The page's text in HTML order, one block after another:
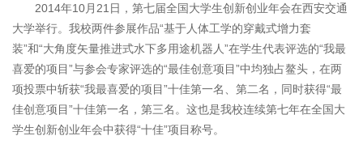
2014年10月21日，第七届全国大学生创新创业年会在西安交通
大学举行。我校两件参展作品“基于人体工学的穿戴式增力套
装”和“大角度矢量推进式水下多用途机器人”在学生代表评选的“我最
喜爱的项目”与参会专家评选的“最佳创意项目”中均独占鳌头，在两
项投票中斩获“我最喜爱的项目”十佳第一名、第二名，同时获得“最
佳创意项目”十佳第一名，第三名。这也是我校连续第七年在全国大
学生创新创业年会中获得“十佳”项目称号。